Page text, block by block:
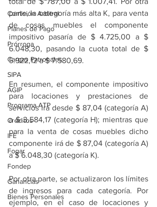
Comisión Arbitral
Planes de Pago
Prórroga
Cargas Patronales
SIPA
AGIP
Programa ATP
Créditos
IFE
Fogar
Fondep
Ganancias
Bienes Personales
parte, la categoría más alta K, para venta
de cosas muebles el componente
impositivo pasaría de $ 4.725,00 a $
6.048,30, pasando la cuota total de $
5.922,12 a $ 7.580,69.
En resumen, el componente impositivo
para locaciones y prestaciones de
servicios ira desde $ 87,04 (categoría A)
a $ 3.584,17 (categoría H); mientras que
para la venta de cosas muebles dicho
componente irá de $ 87,04 (categoría A)
a $ 6.048,30 (categoría K).
Por otra parte, se actualizaron los límites
de ingresos para cada categoría. Por
ejemplo, en el caso de locaciones y